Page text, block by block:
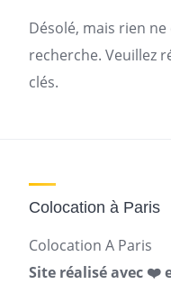
Désolé, mais rien
recherche. Veuillez
clés.
Colocation à Paris
Colocation A Paris
Site réalisé avec ❤️